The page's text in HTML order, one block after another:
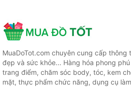
MuaDoTot.com chuyên cung cấp thông
đẹp và sức khỏe... Hàng hóa phong
trang điểm, chăm sóc body, tóc, kem
mặt, thực phẩm chức năng, dụng cụ